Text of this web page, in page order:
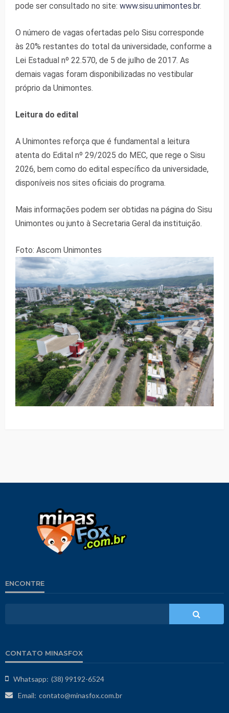
pode ser consultado no site: www.sisu.unimontes.br.
O número de vagas ofertadas pelo Sisu corresponde
às 20% restantes do total da universidade, conforme a
Lei Estadual nº 22.570, de 5 de julho de 2017. As
demais vagas foram disponibilizadas no vestibular
próprio da Unimontes.
Leitura do edital
A Unimontes reforça que é fundamental a leitura
atenta do Edital nº 29/2025 do MEC, que rege o Sisu
2026, bem como do edital específico da universidade,
disponíveis nos sites oficiais do programa.
Mais informações podem ser obtidas na página do Sisu
Unimontes ou junto à Secretaria Geral da instituição.
Foto: Ascom Unimontes
ENCONTRE
CONTATO MINASFOX
Whatsapp: (38) 99192-6524
Email: contato@minasfox.com.br